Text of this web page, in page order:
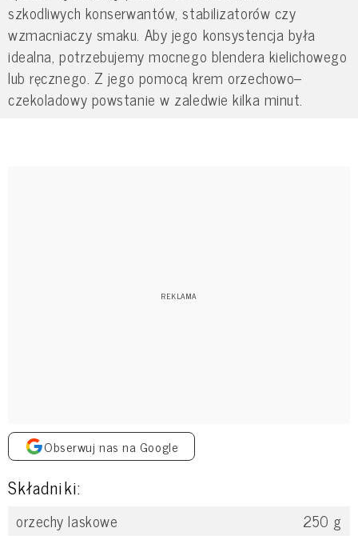
szkodliwych konserwantów, stabilizatorów czy
wzmacniaczy smaku. Aby jego konsystencja była
idealna, potrzebujemy mocnego blendera kielichowego
lub ręcznego. Z jego pomocą krem orzechowo–
czekoladowy powstanie w zaledwie kilka minut.
Obserwuj nas na Google
Składniki:
orzechy laskowe 250 g